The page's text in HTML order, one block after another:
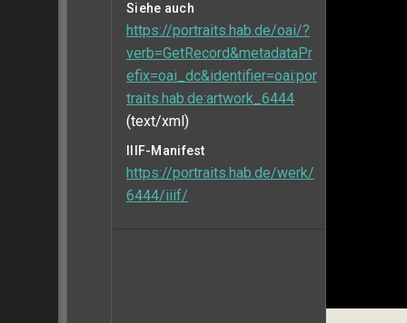
Siehe auch
https://portraits.hab.de/oai/?
verb=GetRecord&metadataPr
efix=oai_dc&identifier=oai:por
traits.hab.de:artwork_6444
(text/xml)
IIIF-Manifest
https://portraits.hab.de/werk/
6444/iiif/